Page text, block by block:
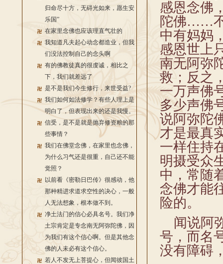
归命尽十方，无碍光如来，愿生安
乐国”
在家里念佛也应该理直气壮的
我知道凡夫起心动念都造业，但我
们没法控制自己的念头啊
有的佛教徒真的很虔诚，相比之
下，我们就差远了
是不是我们今生修行，来世受益?
我们如何如法修学？有些人理上是
明白了，但表现出来的还是我慢。
信受，是不是就是抛弃修资粮的那
些事情？
我们在佛堂念佛，在家里也念佛，
为什么习气还是很重，自己还不能
觉照？
以前看《密勒日巴传》很感动，他
那种精进求道求空性的决心，一般
人无法想象，根本做不到。
净土法门的信心必具名号。我们净
土宗肯定是专念南无阿弥陀佛，因
为我们有这个信心啊。但是其他念
佛的人未必有这个信心。
若人不发无上菩提心，但闻彼国土
感恩念佛
陀佛……不
中有妈妈
感恩世上
南无阿弥
救；反之
一万声佛
多少声佛
说阿弥陀
才是最真
一样住持
明摄受众
中，常随
念佛才能
险的。
闻说阿
号，而名
没有障碍